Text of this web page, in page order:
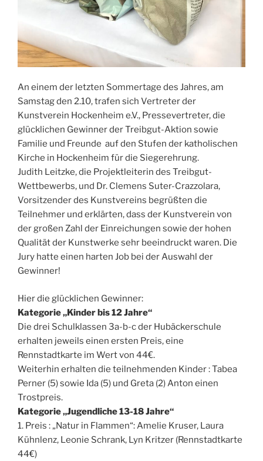
An einem der letzten Sommertage des Jahres, am
Samstag den 2.10, trafen sich Vertreter der
Kunstverein Hockenheim e.V., Pressevertreter, die
glücklichen Gewinner der Treibgut-Aktion sowie
Familie und Freunde auf den Stufen der katholischen
Kirche in Hockenheim für die Siegerehrung.
Judith Leitzke, die Projektleiterin des Treibgut-
Wettbewerbs, und Dr. Clemens Suter-Crazzolara,
Vorsitzender des Kunstvereins begrüßten die
Teilnehmer und erklärten, dass der Kunstverein von
der großen Zahl der Einreichungen sowie der hohen
Qualität der Kunstwerke sehr beeindruckt waren. Die
Jury hatte einen harten Job bei der Auswahl der
Gewinner!
Hier die glücklichen Gewinner:
Kategorie „Kinder bis 12 Jahre“
Die drei Schulklassen 3a-b-c der Hubäckerschule
erhalten jeweils einen ersten Preis, eine
Rennstadtkarte im Wert von 44€.
Weiterhin erhalten die teilnehmenden Kinder : Tabea
Perner (5) sowie Ida (5) und Greta (2) Anton einen
Trostpreis.
Kategorie „Jugendliche 13-18 Jahre“
1. Preis : „Natur in Flammen“: Amelie Kruser, Laura
Kühnlenz, Leonie Schrank, Lyn Kritzer (Rennstadtkarte
44€)